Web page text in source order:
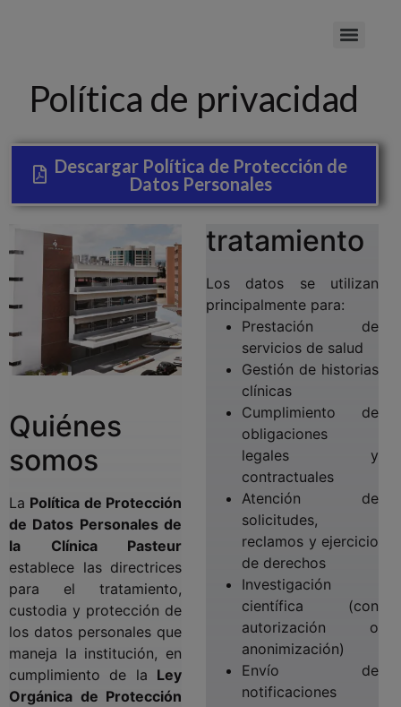
Política de privacidad
Descargar Política de Protección de
Datos Personales
Quiénes
somos
La Política de Protección
de Datos Personales de
la Clínica Pasteur
establece las directrices
para el tratamiento,
custodia y protección de
los datos personales que
maneja la institución, en
cumplimiento de la Ley
Orgánica de Protección
tratamiento
Los datos se utilizan
principalmente para:
Prestación de
servicios de salud
Gestión de historias
clínicas
Cumplimiento de
obligaciones
legales y
contractuales
Atención de
solicitudes,
reclamos y ejercicio
de derechos
Investigación
científica (con
autorización o
anonimización)
Envío de
notificaciones